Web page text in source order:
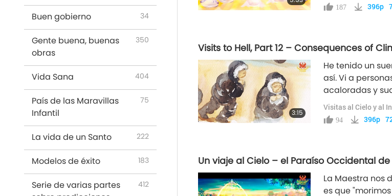
Buen gobierno 34
Gente buena, buenas
obras
350
Vida Sana 404
País de las Maravillas
Infantil
75
La vida de un Santo 222
Modelos de éxito 183
Serie de varias partes
412
187 396p
Visits to Hell, Part 12 – Consequences of
3:15
He tenido un
así. Vi a
acaloradas y
en direcciones
más hasta que
algun
Visitas al Cielo y al
94 396p
Un viaje al Cielo – el Paraíso Occidental
La Maestra nos
es que